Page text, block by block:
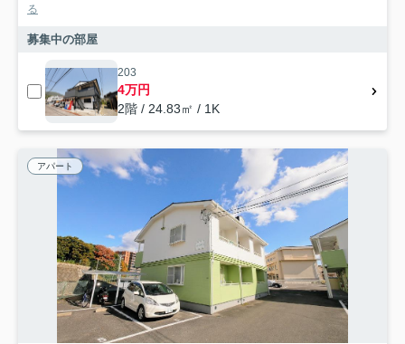
る
募集中の部屋
203
4万円
2階 / 24.83㎡ / 1K
アパート